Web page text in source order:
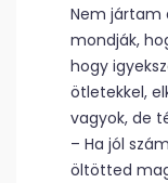
Nem jártam
mondják,
hogy
ötletekkel,
vagyok, de
– Ha jól
öltötted